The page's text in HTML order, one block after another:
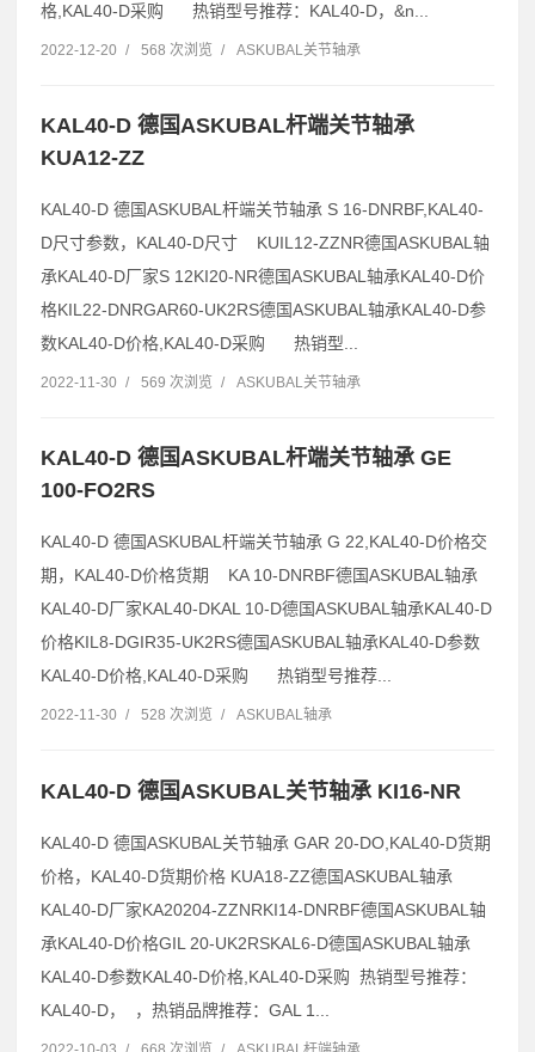
格,KAL40-D采购 热销型号推荐：KAL40-D，&n...
2022-12-20 / 568 次浏览 / ASKUBAL关节轴承
KAL40-D 德国ASKUBAL杆端关节轴承
KUA12-ZZ
KAL40-D 德国ASKUBAL杆端关节轴承 S 16-DNRBF,KAL40-
D尺寸参数，KAL40-D尺寸 KUIL12-ZZNR德国ASKUBAL轴
承KAL40-D厂家S 12KI20-NR德国ASKUBAL轴承KAL40-D价
格KIL22-DNRGAR60-UK2RS德国ASKUBAL轴承KAL40-D参
数KAL40-D价格,KAL40-D采购 热销型...
2022-11-30 / 569 次浏览 / ASKUBAL关节轴承
KAL40-D 德国ASKUBAL杆端关节轴承 GE
100-FO2RS
KAL40-D 德国ASKUBAL杆端关节轴承 G 22,KAL40-D价格交
期，KAL40-D价格货期 KA 10-DNRBF德国ASKUBAL轴承
KAL40-D厂家KAL40-DKAL 10-D德国ASKUBAL轴承KAL40-D
价格KIL8-DGIR35-UK2RS德国ASKUBAL轴承KAL40-D参数
KAL40-D价格,KAL40-D采购 热销型号推荐...
2022-11-30 / 528 次浏览 / ASKUBAL轴承
KAL40-D 德国ASKUBAL关节轴承 KI16-NR
KAL40-D 德国ASKUBAL关节轴承 GAR 20-DO,KAL40-D货期
价格，KAL40-D货期价格 KUA18-ZZ德国ASKUBAL轴承
KAL40-D厂家KA20204-ZZNRKI14-DNRBF德国ASKUBAL轴
承KAL40-D价格GIL 20-UK2RSKAL6-D德国ASKUBAL轴承
KAL40-D参数KAL40-D价格,KAL40-D采购 热销型号推荐：
KAL40-D， ，热销品牌推荐：GAL 1...